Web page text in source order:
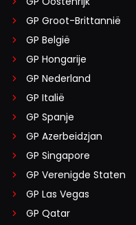
GP Groot-Brittannië
GP België
GP Hongarije
GP Nederland
GP Italië
GP Spanje
GP Azerbeidzjan
GP Singapore
GP Verenigde Staten
GP Las Vegas
GP Qatar